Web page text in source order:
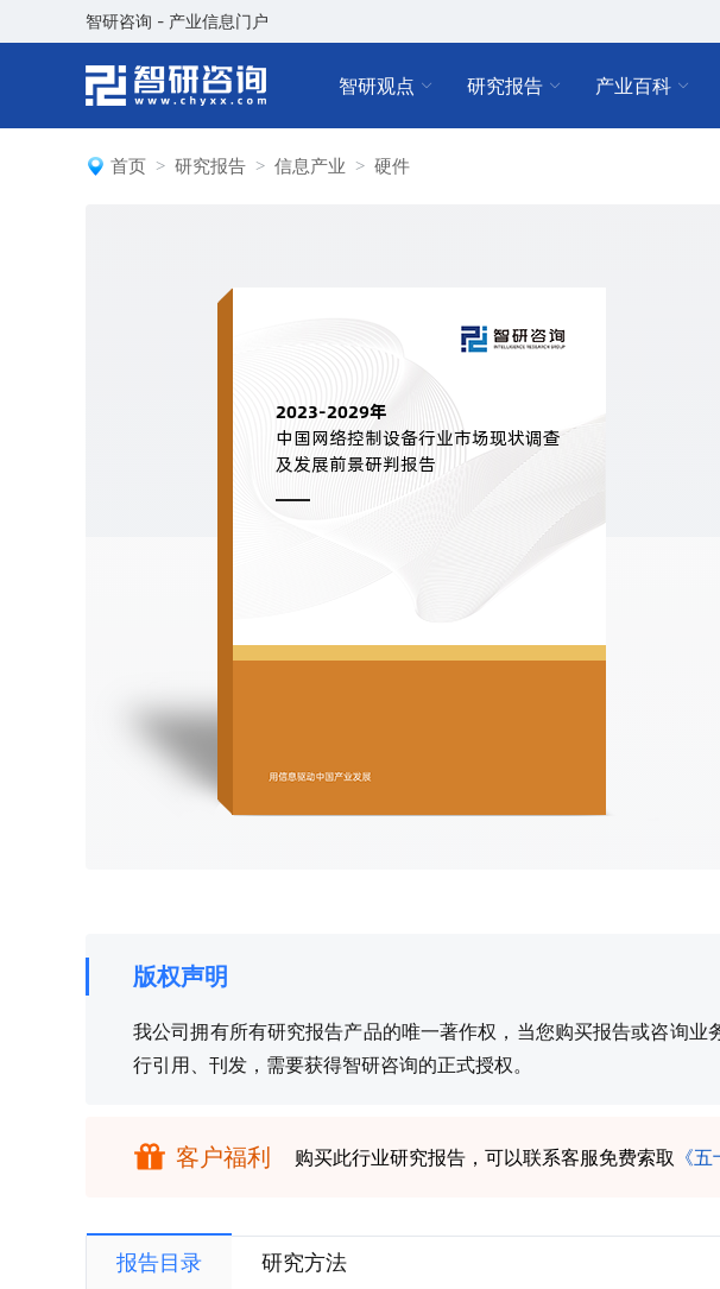
智研咨询 - 产业信息门户
智研观点 研究报告 产业百科
首页 研究报告 信息产业 硬件
版权声明
我公司拥有所有研究报告产品的唯一著作权，当您购买报告或咨询
行引用、刊发，需要获得智研咨询的正式授权。
客户福利 购买此行业研究报告，可以联系客服免费索取 《
报告目录 研究方法